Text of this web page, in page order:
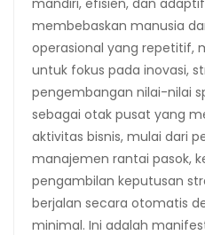
membebaskan manusia
operasional yang repetitif,
untuk fokus pada inovasi,
pengembangan nilai-nilai
sebagai otak pusat yang
aktivitas bisnis, mulai dari
manajemen rantai pasok,
pengambilan keputusan
berjalan secara otomatis
minimal. Ini adalah